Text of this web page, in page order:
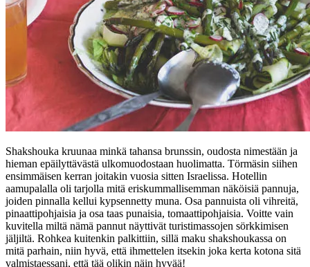
Shakshouka kruunaa minkä tahansa brunssin, oudosta nimestään ja
hieman epäilyttävästä ulkomuodostaan huolimatta. Törmäsin siihen
ensimmäisen kerran joitakin vuosia sitten Israelissa. Hotellin
aamupalalla oli tarjolla mitä eriskummallisemman näköisiä pannuja,
joiden pinnalla kellui kypsennetty muna. Osa pannuista oli vihreitä,
pinaattipohjaisia ja osa taas punaisia, tomaattipohjaisia. Voitte vain
kuvitella miltä nämä pannut näyttivät turistimassojen sörkkimisen
jäljiltä. Rohkea kuitenkin palkittiin, sillä maku shakshoukassa on
mitä parhain, niin hyvä, että ihmettelen itsekin joka kerta kotona sitä
valmistaessani, että tää olikin näin hyvää!